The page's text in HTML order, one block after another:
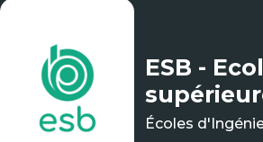
ESB -
Écoles